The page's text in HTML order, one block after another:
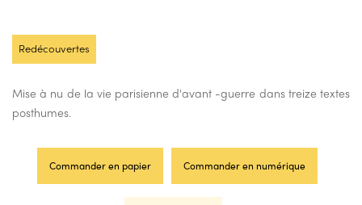
Redécouvertes
Mise à nu de la vie parisienne d'avant -guerre dans treize textes
posthumes.
Commander en papier Commander en numérique